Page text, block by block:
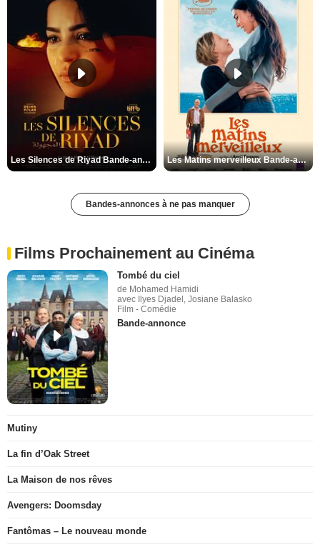
Les Silences de Riyad Bande-annonce VO STFR Les Matins merveilleux Bande-annonce VF
Bandes-annonces à ne pas manquer
Films Prochainement au Cinéma
Tombé du ciel
de Mohamed Hamidi
avec Ilyes Djadel, Josiane Balasko
Film - Comédie
Bande-annonce
Mutiny
La fin d’Oak Street
La Maison de nos rêves
Avengers: Doomsday
Fantômas – Le nouveau monde